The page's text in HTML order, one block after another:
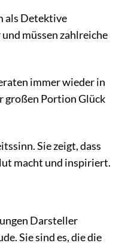
als Detektive
müssen zahlreiche
immer wieder in
großen Portion Glück
Sie zeigt, dass
macht und inspiriert.
Darsteller
Sie sind es, die die